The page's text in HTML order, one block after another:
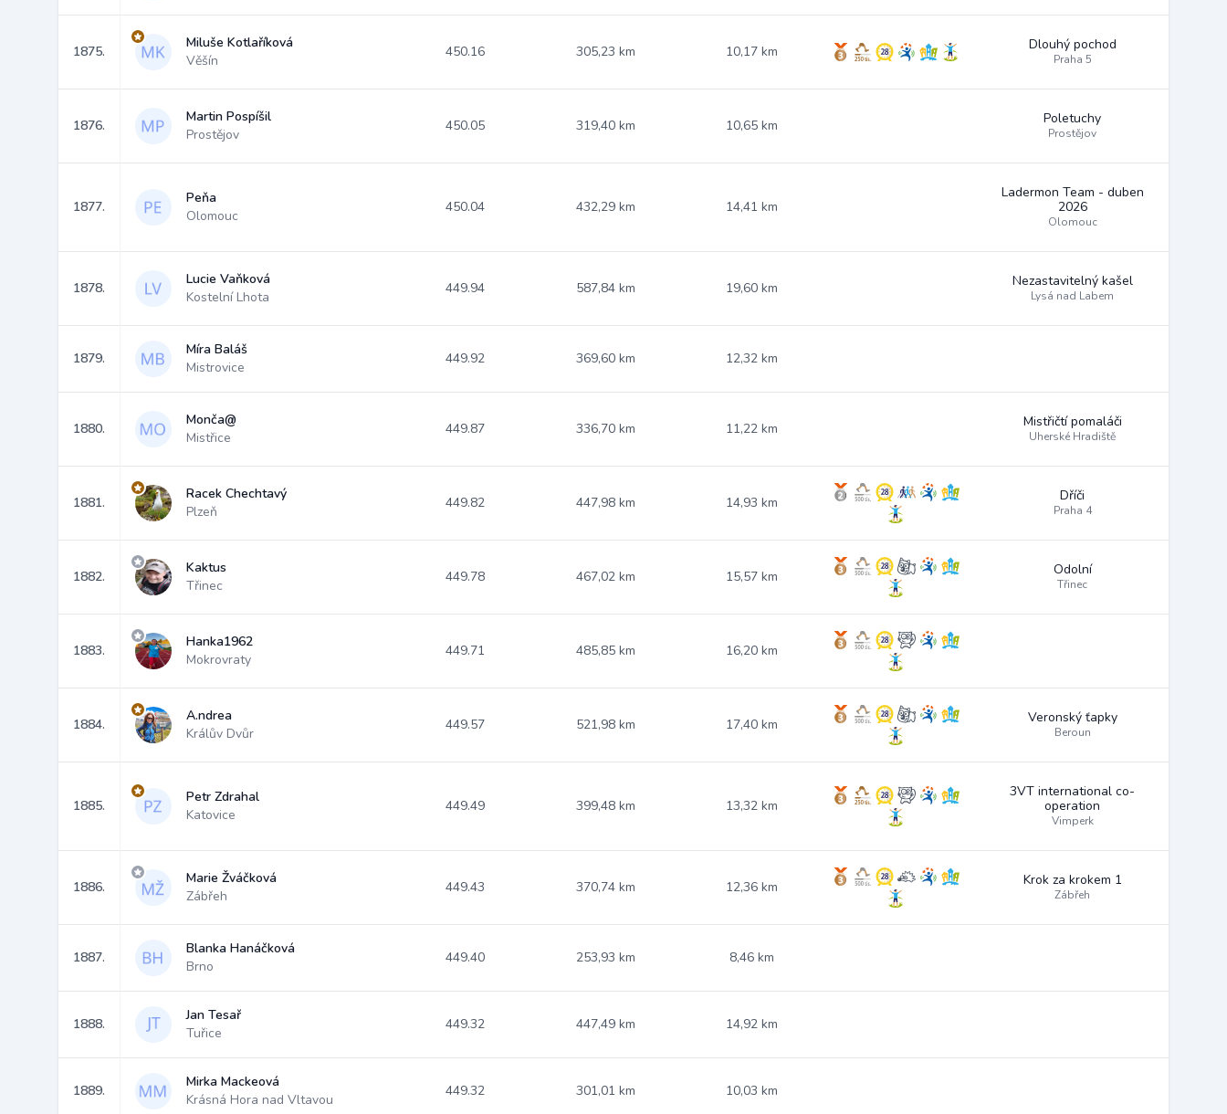
1875.
Miluše Kotlaříková
Věšín
450.16 305,23 km 10,17 km Dlouhý pochod
Praha 5
1876.
Martin Pospíšil
Prostějov
450.05 319,40 km 10,65 km Poletuchy
Prostějov
1877.
Peňa
Olomouc
450.04 432,29 km 14,41 km
Ladermon Team - duben
2026
Olomouc
1878.
Lucie Vaňková
Kostelní Lhota
449.94 587,84 km 19,60 km Nezastavitelný kašel
Lysá nad Labem
1879.
Míra Baláš
Mistrovice
449.92 369,60 km 12,32 km
1880.
Monča@
Mistřice
449.87 336,70 km 11,22 km Mistřičtí pomaláči
Uherské Hradiště
1881.
Racek Chechtavý
Plzeň
449.82 447,98 km 14,93 km Dříči
Praha 4
1882.
Kaktus
Třinec
449.78 467,02 km 15,57 km Odolní
Třinec
1883.
Hanka1962
Mokrovraty
449.71 485,85 km 16,20 km
1884.
A.ndrea
Králův Dvůr
449.57 521,98 km 17,40 km Veronský ťapky
Beroun
1885.
Petr Zdrahal
Katovice
449.49 399,48 km 13,32 km
3VT international co-
operation
Vimperk
1886.
Marie Žváčková
Zábřeh
449.43 370,74 km 12,36 km Krok za krokem 1
Zábřeh
1887.
Blanka Hanáčková
Brno
449.40 253,93 km 8,46 km
1888.
Jan Tesař
Tuřice
449.32 447,49 km 14,92 km
1889.
Mirka Mackeová
Krásná Hora nad Vltavou
449.32 301,01 km 10,03 km